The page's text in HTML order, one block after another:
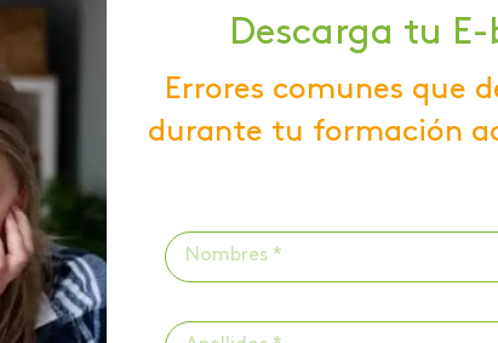
y producir tu propia música? Te
pasar el tiempo libre que, dando libertad a
de liderar procesos de transformación en
y estableciendo planes al éxito.
un empleado valioso.
Descarga tu E-
Errores comunes que
durante tu formación